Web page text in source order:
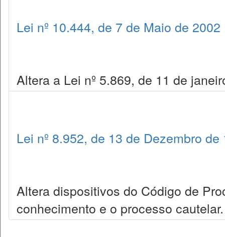
Lei nº 10.444, de 7 de Maio de 2002
Altera a Lei nº 5.869, de 11 de
Lei nº 8.952, de 13 de Dezembro de
Altera dispositivos do Código de
conhecimento e o processo cautelar.